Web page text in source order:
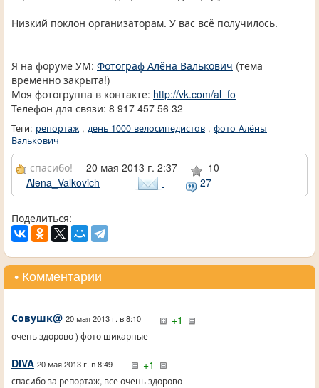
Низкий поклон организаторам. У вас всё получилось.
---
Я на форуме УМ: Фотограф Алёна Валькович (тема
временно закрыта!)
Моя фотогруппа в контакте: http://vk.com/al_fo
Телефон для связи: 8 917 457 56 32
Теги: репортаж, день 1000 велосипедистов , фото Алёны
Валькович
спасибо! 20 мая 2013 г. 2:37
10
Alena_Valkovich
27
Поделиться:
• Комментарии
Совушк@ 20 мая 2013 г. в 8:10 +1
очень здорово ) фото шикарные
DIVA 20 мая 2013 г. в 8:49 +1
спасибо за репортаж, все очень здорово